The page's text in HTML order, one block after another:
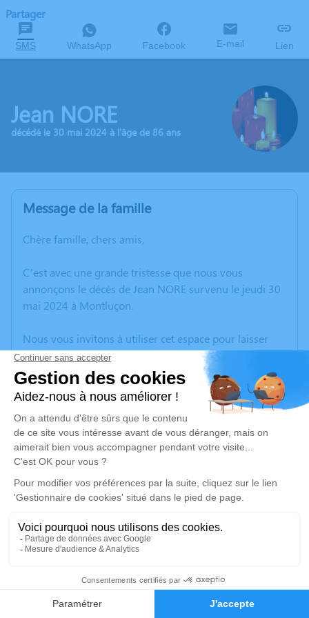
Faire-part Hommages
Partager
SMS WhatsApp Facebook E-mail Lien
Jean NORE
décédé le 30 mai 2024 à l'âge de 86 ans
Message de la famille
Chère famille, chers amis,
C’est avec une grande tristesse que nous vous
annonçons le décès de Jean NORE survenu le jeudi 30
mai 2024 à Montluçon.
Nous vous invitons à utiliser cet espace pour laisser
vos condoléances, partager des photos souvenirs, une
anecdote ou exprimer vos pensées à travers des
poèmes ou des textes. Cet endroit est un lieu
d'expression dédié à honorer la mémoire de Jean
NORE.
Un service de plantation d’arbre hommage est
disponible ici.
Je rends hommage
Cérémonie civile
Crématorium de Montluçon de Domérat
68 Avenue Ambroise Croizat